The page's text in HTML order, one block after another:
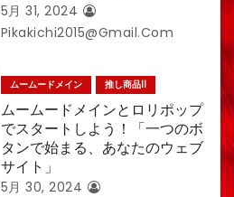
5月 31, 2024
Pikakichi2015@gmail.com
ムームードメイン 推し商品II
ムームードメインとロリポップ
でスタートしよう！「一つのボ
タンで始まる、あなたのウェブ
サイト」
5月 30, 2024